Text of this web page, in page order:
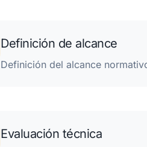
Definición de alcance
Definición del alcance
Evaluación técnica